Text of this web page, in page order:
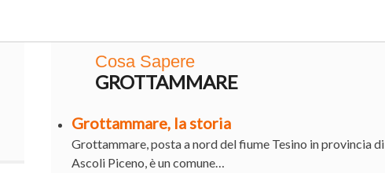
Cosa Sapere
GROTTAMMARE
Grottammare, la storia
Grottammare, posta a nord del fiume Tesino in provincia di
Ascoli Piceno, è un comune…